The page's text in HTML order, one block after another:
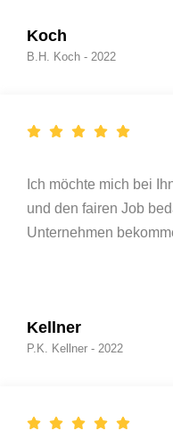
Koch
B.H. Koch - 2022
Ich möchte mich bei
und den fairen Job
Unternehmen
Kellner
P.K. Kellner - 2022